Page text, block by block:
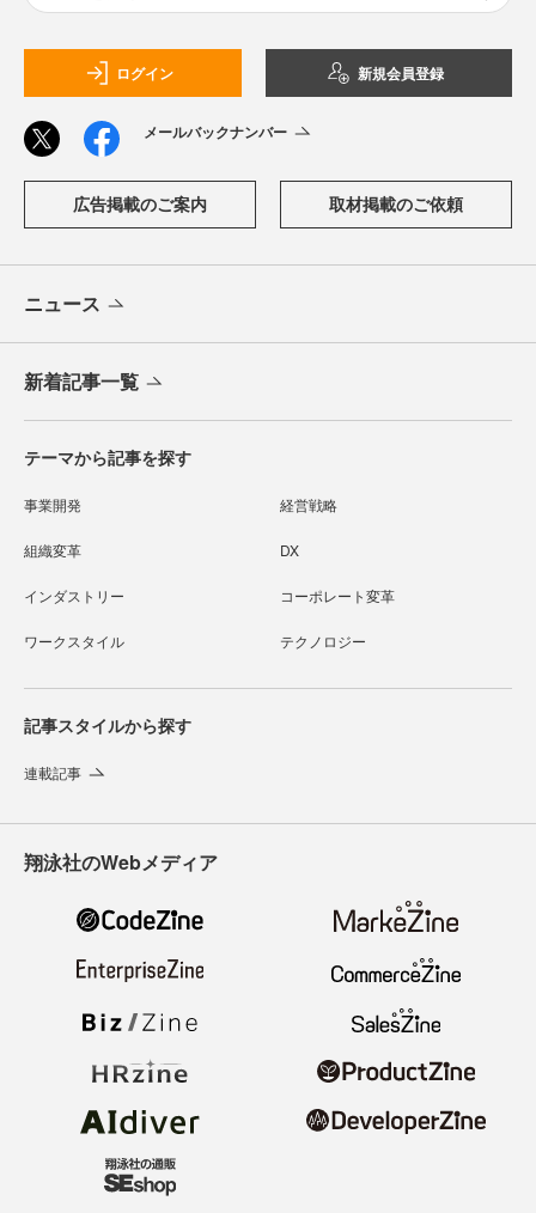
ログイン 新規会員登録
メールバックナンバー
広告掲載のご案内 取材掲載のご依頼
ニュース
新着記事一覧
テーマから記事を探す
事業開発 経営戦略
組織変革 DX
インダストリー コーポレート変革
ワークスタイル テクノロジー
記事スタイルから探す
連載記事
翔泳社のWebメディア